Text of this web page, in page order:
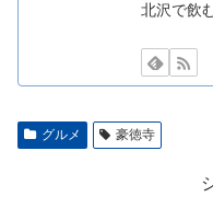
北沢で飲
グルメ 豪徳寺